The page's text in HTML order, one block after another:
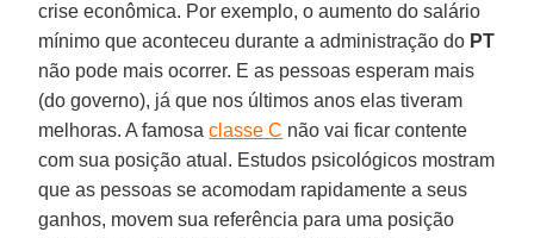
crise econômica. Por exemplo, o aumento do salário
mínimo que aconteceu durante a administração do PT
não pode mais ocorrer. E as pessoas esperam mais
(do governo), já que nos últimos anos elas tiveram
melhoras. A famosaclasse C não vai ficar contente
com sua posição atual. Estudos psicológicos mostram
que as pessoas se acomodam rapidamente a seus
ganhos, movem sua referência para uma posição